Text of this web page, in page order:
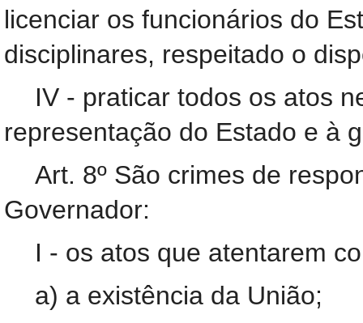
licenciar os funcionários do
disciplinares, respeitado o
IV - praticar todos os atos
representação do Estado e à
Art. 8º São crimes de
Governador:
I - os atos que atentarem
a) a existência da União;